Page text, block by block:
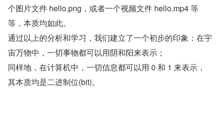
个图片文件 hello.png，或者一个视频文件 hello.mp4 等
等，本质均如此。
通过以上的分析和学习，我们建立了一个初步的印象：在宇
宙万物中，一切事物都可以用阴和阳来表示；
同样地，在计算机中，一切信息都可以用 0 和 1 来表示，
其本质均是二进制位(bit)。